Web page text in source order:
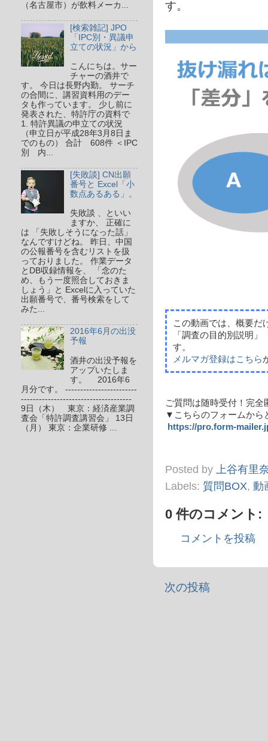
す。
この動画では、概要だ
「調査の目的別説明
す。
メルマガ登録はこちら
ご質問は随時受付！完全
▼こちらのフォームから
https://pro.form-
Posted by
上谷有里
Labels: 質問BOX, 動
0 件のコメント:
コメントを投稿
次の投稿
（名古屋市）が飲料メーカ...
[検索雑記] JPO
「IPC別・異議申
立ての状況」から
こんにちは。サー
チャーの酒井で
す。 今日は長野内勤。 サーチ
の合間に、講習資料用のデー
タも作っています。 少し前に
発表された、特許庁の資料で
1. 特許異議の申立ての状況
（申立日が平成28年3月8日ま
でのもの） 合計 608件 ＜IPC
別 内...
[失敗談] CN出願
番号と Excel「小
数点あるある」。
失敗談 、といい
ますか、 正確に
は 「失敗しそうになった話」
なんですけどね。 昨日、中国
の公報番号を含むリストを扱
っておりました。 作業データ
とDB収録情報を、 「念のた
め、もう一度照合しておきま
しょう」と Excelに入っていた
出願番号で、番号検索をして
みた...
2016年6月の出没
予報
酒井の出没予報を
アップいたしま
す。 2016年6
月分です。 ------------------------
-------------------------------------
9日（木） 東京：経済産業調
査会「特許調査講習会」 13日
（月） 東京：企業研修 ...